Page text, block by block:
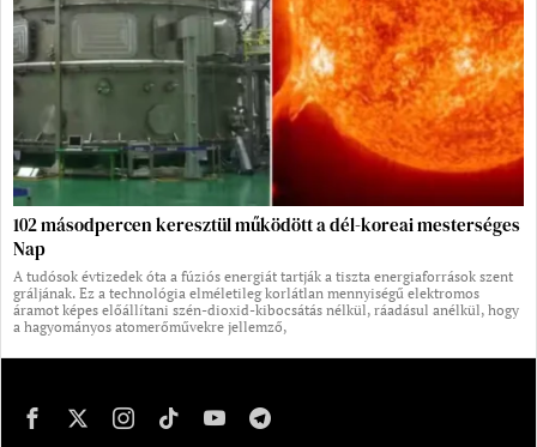
102 másodpercen keresztül működött a dél-koreai mesterséges
Nap
A tudósok évtizedek óta a fúziós energiát tartják a tiszta energiaforrások szent
gráljának. Ez a technológia elméletileg korlátlan mennyiségű elektromos
áramot képes előállítani szén-dioxid-kibocsátás nélkül, ráadásul anélkül, hogy
a hagyományos atomerőművekre jellemző,